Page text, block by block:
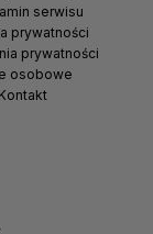
serwisu
prywatności
prywatności
osobowe
Kontakt